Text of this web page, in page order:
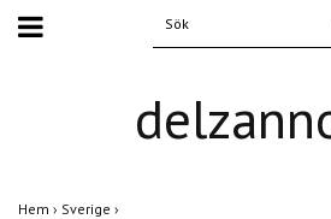
Hem › Sverige ›